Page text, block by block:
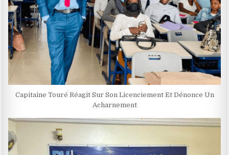
Capitaine Touré Réagit Sur Son Licenciement Et Dénonce Un
Acharnement